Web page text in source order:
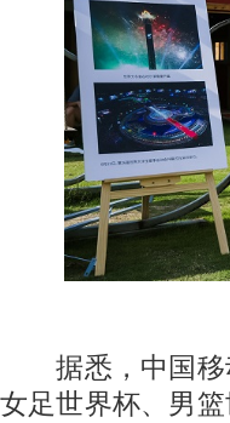
据悉，中国移
女足世界杯、男